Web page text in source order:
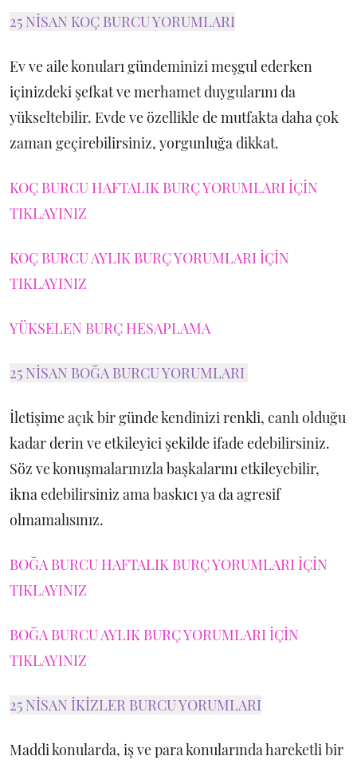
25 NİSAN KOÇ BURCU YORUMLARI
Ev ve aile konuları gündeminizi meşgul ederken
içinizdeki şefkat ve merhamet duygularını da
yükseltebilir. Evde ve özellikle de mutfakta daha çok
zaman geçirebilirsiniz, yorgunluğa dikkat.
KOÇ BURCU HAFTALIK BURÇ YORUMLARI İÇİN
TIKLAYINIZ
KOÇ BURCU AYLIK BURÇ YORUMLARI İÇİN
TIKLAYINIZ
YÜKSELEN BURÇ HESAPLAMA
25 NİSAN BOĞA BURCU YORUMLARI
İletişime açık bir günde kendinizi renkli, canlı olduğu
kadar derin ve etkileyici şekilde ifade edebilirsiniz.
Söz ve konuşmalarınızla başkalarını etkileyebilir,
ikna edebilirsiniz ama baskıcı ya da agresif
olmamalısınız.
BOĞA BURCU HAFTALIK BURÇ YORUMLARI İÇİN
TIKLAYINIZ
BOĞA BURCU AYLIK BURÇ YORUMLARI İÇİN
TIKLAYINIZ
25 NİSAN İKİZLER BURCU YORUMLARI
Maddi konularda, iş ve para konularında hareketli bir